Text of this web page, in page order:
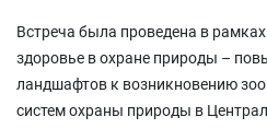
Встреча была проведена в
здоровье в охране природы –
ландшафтов к возникновению
систем охраны природы в